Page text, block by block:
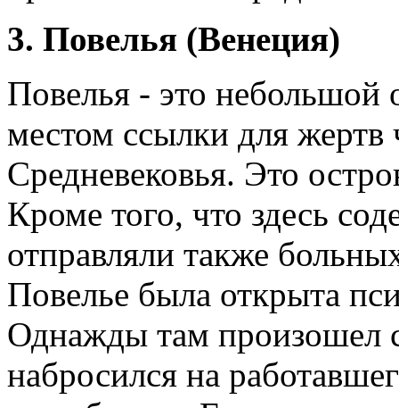
3. Повелья (Венеция)
Повелья - это небольшой
местом ссылки для
Средневековья. Это
Кроме того, что здесь
отправляли также
Повелье была открыта
Однажды там произошел
набросился на